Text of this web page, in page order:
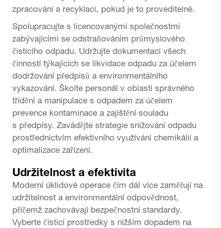
zpracování a recyklaci, pokud je to proveditelné.
Spolupracujte s licencovanými společnostmi
zabývajícími se odstraňováním průmyslového
čisticího odpadu. Udržujte dokumentaci všech
činností týkajících se likvidace odpadu za účelem
dodržování předpisů a environmentálního
vykazování. Školte personál v oblasti správného
třídění a manipulace s odpadem za účelem
prevence kontaminace a zajištění souladu
s předpisy. Zavádějte strategie snižování odpadu
prostřednictvím efektivního využívání chemikálií a
optimalizace zařízení.
Udržitelnost a efektivita
Moderní úklidové operace čím dál více zaměřují na
udržitelnost a environmentální odpovědnost,
přičemž zachovávají bezpečnostní standardy.
Vyberte čisticí prostředky s nižším dopadem na